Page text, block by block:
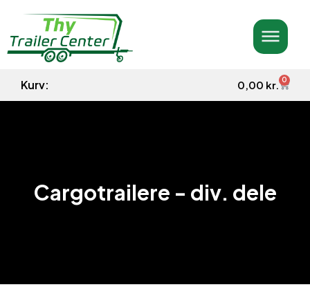
Kurv: 0,00 kr. 0
Cargotrailere - div. dele